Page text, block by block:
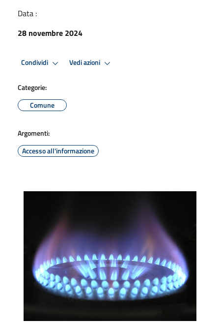
Data :
28 novembre 2024
Condividi Vedi azioni
Categorie:
Comune
Argomenti:
Accesso all'informazione